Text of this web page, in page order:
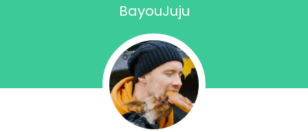
BayouJuju